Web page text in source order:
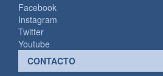
Facebook
Instagram
Twitter
Youtube
CONTACTO